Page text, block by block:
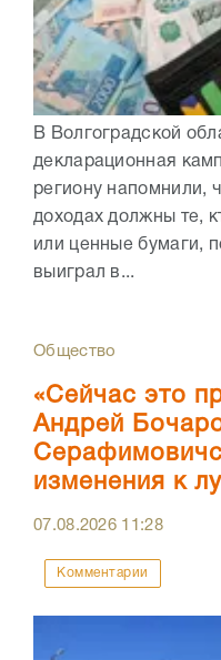
В Волгоградской
декларационная
региону напомнили,
доходах должны те,
или ценные бумаги,
выиграл в...
Общество
«Сейчас это
Андрей
изменения к
07.08.2026 11:28
Комментарии